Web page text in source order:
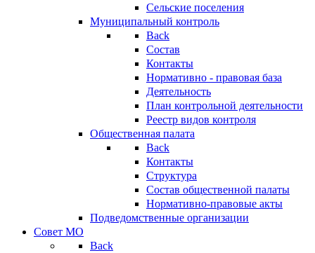
Сельские поселения
Муниципальный контроль
Back
Состав
Контакты
Нормативно - правовая база
Деятельность
План контрольной деятельности
Реестр видов контроля
Общественная палата
Back
Контакты
Структура
Состав общественной палаты
Нормативно-правовые акты
Подведомственные организации
Совет МО
Back